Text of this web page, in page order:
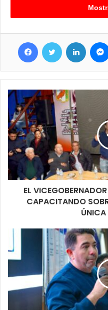
detención de los jóvenes y
EL
CAPACITANDO
ÚNICA